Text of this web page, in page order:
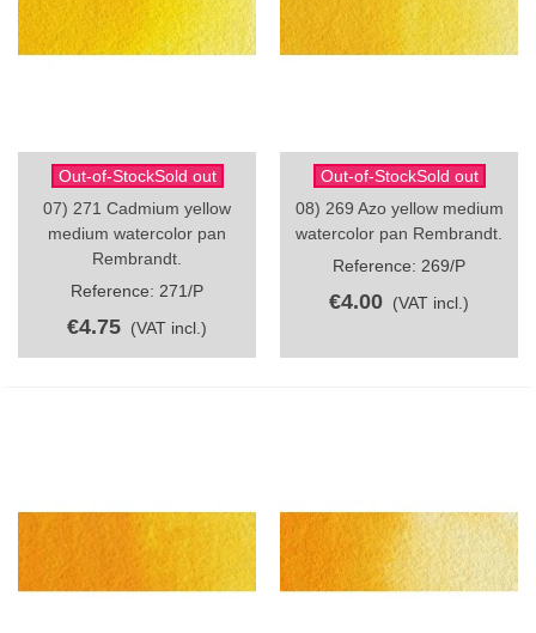
Out-of-StockSold out
07) 271 Cadmium yellow
medium watercolor pan
Rembrandt.
Reference: 271/P
€4.75 (VAT incl.)
Out-of-StockSold out
08) 269 Azo yellow medium
watercolor pan Rembrandt.
Reference: 269/P
€4.00 (VAT incl.)